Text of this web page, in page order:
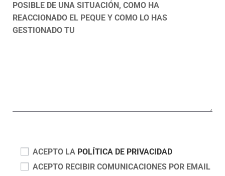
POSIBLE DE UNA SITUACIÓN, COMO HA
REACCIONADO EL PEQUE Y COMO LO HAS
GESTIONADO TU
ACEPTO LA POLÍTICA DE PRIVACIDAD
ACEPTO RECIBIR COMUNICACIONES POR EMAIL